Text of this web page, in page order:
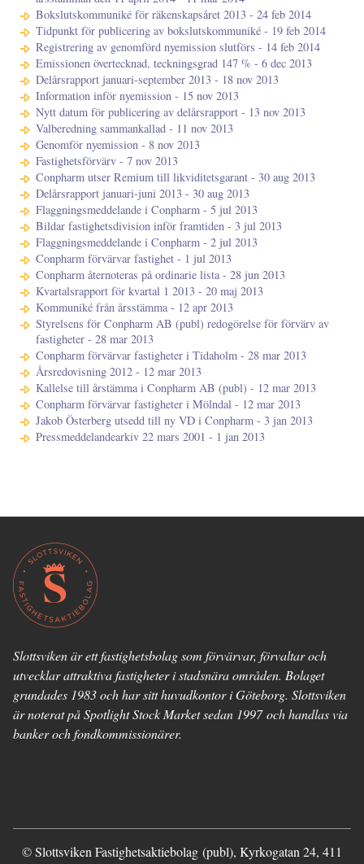
Bokslutskommuniké för räkenskapsåret 2013 - 24 feb 2014
Tidpunkt för publicering av bokslutskommuniké - 19 feb 2014
Registrering av genomförd nyemission slutförs - 14 feb 2014
Emissionen övertecknad, teckningsgrad 147 % - 6 dec 2013
Delårsrapport januari-september 2013 - 18 nov 2013
Information inför nyemission - 15 nov 2013
Nytt datum för publicering av delårsrapport - 13 nov 2013
Valberedning sammankallad - 11 nov 2013
Genomför nyemission - 8 nov 2013
Fastighetsförvärv - 7 nov 2013
Conpharm utser Remium till likviditetsgarant - 30 aug 2013
Delårsrapport januari-juni 2013 - 30 aug 2013
Flaggningsmeddelande i Conpharm - 5 jul 2013
Bildar fastighetsdivision inför framtiden - 3 jul 2013
Flaggningsmeddelande i Conpharm - 2 jul 2013
Conpharm förvärvar fastighet - 1 jul 2013
Conpharm åternoteras på ordinarie lista - 28 jun 2013
Kvartalsrapport för kvartal 1 2013 - 20 maj 2013
Kommuniké från årsstämma - 12 apr 2013
Styrelsens för Conpharm AB (publ) redogörelse för förvärv av
fastigheter - 28 mar 2013
Conpharm förvärvar fastigheter i Tidaholm - 28 mar 2013
Årsredovisning 2012 - 12 mar 2013
Kallelse till årstämma i Conpharm AB (publ) - 12 mar 2013
Conpharm förvärvar fastigheter i Mölndal - 12 mar 2013
Jakob Österberg utsedd till ny VD i Conpharm - 3 jan 2013
Pressmeddelandearkiv 22 mars 2001 - 1 jan 2013
Slottsviken är ett fastighetsbolag som förvärvar, förvaltar och
utvecklar attraktiva fastigheter i stadsnära områden. Bolaget
grundades 1983 och har sitt huvudkontor i Göteborg. Slottsviken
är noterat på Spotlight Stock Market sedan 1997 och handlas via
banker och fondkommissionärer.
© Slottsviken Fastighetsaktiebolag (publ), Kyrkogatan 24, 411